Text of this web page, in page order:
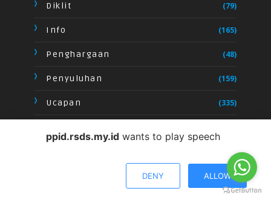
Diklit (79)
Info (165)
Penghargaan (48)
Penyuluhan (159)
Ucapan (335)
BYTEMPLATESYARD
ppid.rsds.my.id wants to play speech
DENY ALLOW